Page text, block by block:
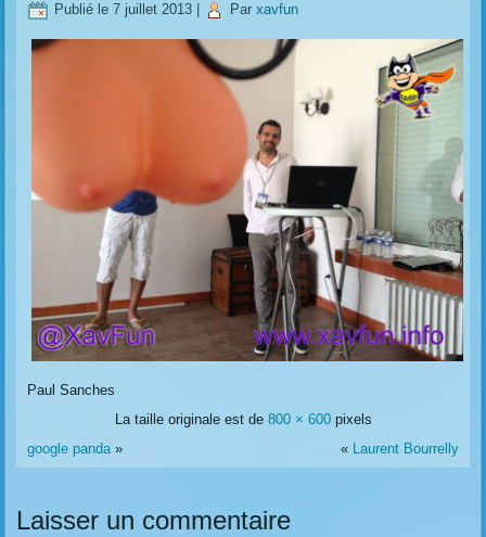
Publié le 7 juillet 2013 Par xavfun
Paul Sanches
La taille originale est de 800 × 600pixels
google panda» « Laurent Bourrelly
Laisser un commentaire